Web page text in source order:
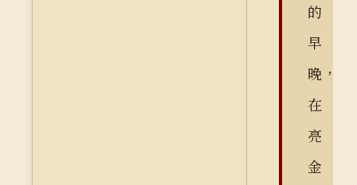
的
早
晚，
在
亮
金